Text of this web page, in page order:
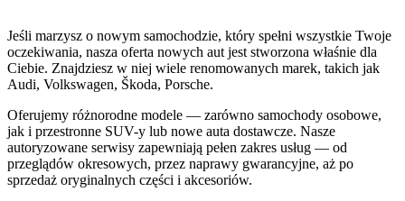
Jeśli marzysz o nowym samochodzie, który spełni wszystkie Twoje
oczekiwania, nasza oferta nowych aut jest stworzona właśnie dla
Ciebie. Znajdziesz w niej wiele renomowanych marek, takich jak
Audi, Volkswagen, Škoda, Porsche.
Oferujemy różnorodne modele — zarówno samochody osobowe,
jak i przestronne SUV-y lub nowe auta dostawcze. Nasze
autoryzowane serwisy zapewniają pełen zakres usług — od
przeglądów okresowych, przez naprawy gwarancyjne, aż po
sprzedaż oryginalnych części i akcesoriów.